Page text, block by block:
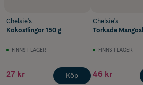
Chelsie's
Kokosflingor 150 g
FINNS I LAGER
27 kr Köp
Chelsie's
Torkade
FINNS I LAGER
46 kr